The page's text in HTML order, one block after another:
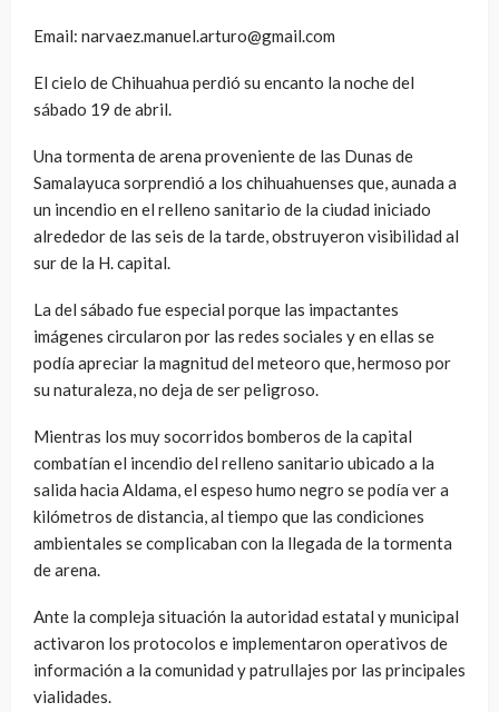
Email: narvaez.manuel.arturo@gmail.com
El cielo de Chihuahua perdió su encanto la noche del
sábado 19 de abril.
Una tormenta de arena proveniente de las Dunas de
Samalayuca sorprendió a los chihuahuenses que, aunada a
un incendio en el relleno sanitario de la ciudad iniciado
alrededor de las seis de la tarde, obstruyeron visibilidad al
sur de la H. capital.
La del sábado fue especial porque las impactantes
imágenes circularon por las redes sociales y en ellas se
podía apreciar la magnitud del meteoro que, hermoso por
su naturaleza, no deja de ser peligroso.
Mientras los muy socorridos bomberos de la capital
combatían el incendio del relleno sanitario ubicado a la
salida hacia Aldama, el espeso humo negro se podía ver a
kilómetros de distancia, al tiempo que las condiciones
ambientales se complicaban con la llegada de la tormenta
de arena.
Ante la compleja situación la autoridad estatal y municipal
activaron los protocolos e implementaron operativos de
información a la comunidad y patrullajes por las principales
vialidades.